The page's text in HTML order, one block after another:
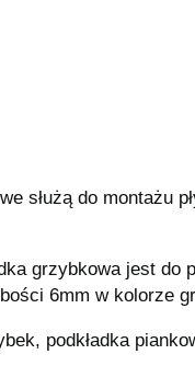
służą do montażu
grzybkowa jest do
6mm w kolorze
podkładka